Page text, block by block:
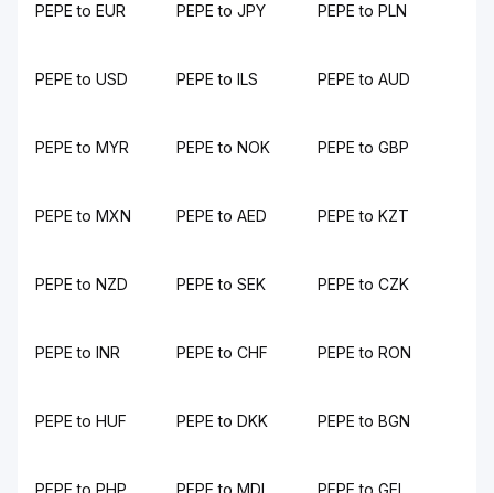
PEPE to EUR PEPE to JPY PEPE to PLN
PEPE to USD PEPE to ILS PEPE to AUD
PEPE to MYR PEPE to NOK PEPE to GBP
PEPE to MXN PEPE to AED PEPE to KZT
PEPE to NZD PEPE to SEK PEPE to CZK
PEPE to INR PEPE to CHF PEPE to RON
PEPE to HUF PEPE to DKK PEPE to BGN
PEPE to PHP PEPE to MDL PEPE to GEL